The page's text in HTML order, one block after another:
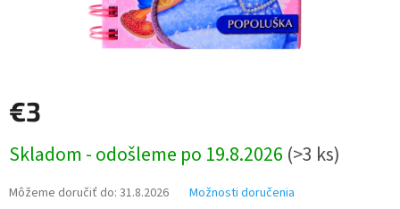
€3
cena:
Skladom - odošleme po 19.8.2026 (>3 ks)
Môžeme doručiť do: 31.8.2026 Možnosti doručenia